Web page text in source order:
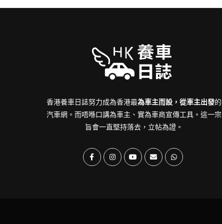
香港養車日誌努力成為香港最為車主而設，從車主出發的
汽車網。而唔喺口講為車主、實為車商宣傳工具。這一宗
旨會一直堅持落去，立帖為證。